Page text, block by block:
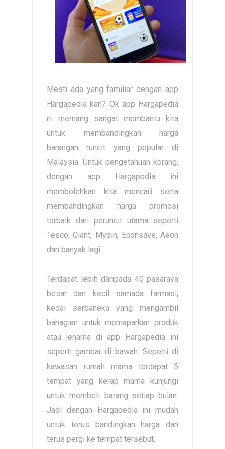
Mesti ada yang familiar dengan app
Hargapedia kan? Ok app Hargapedia
ni memang sangat membantu kita
untuk membandingkan harga
barangan runcit yang popular di
Malaysia. Untuk pengetahuan korang,
dengan app Hargapedia ini
membolehkan kita mencari serta
membandingkan harga promosi
terbaik dari peruncit utama seperti
Tesco, Giant, Mydin, Econsave, Aeon
dan banyak lagi.
Terdapat lebih daripada 40 pasaraya
besar dan kecil samada farmasi,
kedai serbaneka yang mengambil
bahagian untuk memaparkan produk
atau jenama di app Hargapedia ini
seperti gambar di bawah. Seperti di
kawasan rumah mama terdapat 5
tempat yang kerap mama kunjungi
untuk membeli barang setiap bulan.
Jadi dengan Hargapedia ini mudah
untuk terus bandingkan harga dan
terus pergi ke tempat tersebut.